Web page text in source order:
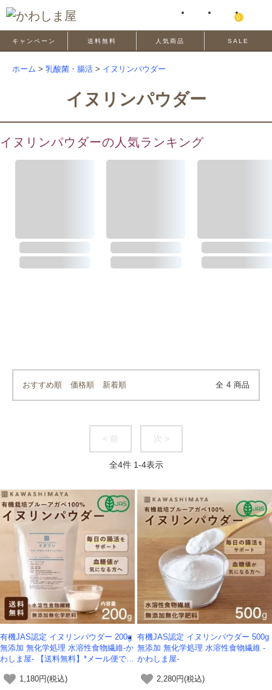
0
キャンペーン 送料無料 人気商品 SALE
ホーム > 乳酸菌・腸活 > イヌリンパウダー
イヌリンパウダー
イヌリンパウダーの人気ランキング
おすすめ順 価格順 新着順 全 4 商品
< 前 次 >
全4件 1-4表示
有機JAS認定 イヌリンパウダー 200g
無添加 無化学処理 水溶性食物繊維-か
わしま屋- 【送料無料】*メール便での
1,180円(税込)
有機JAS認定 イヌリンパウダー 500g
無添加 無化学処理 水溶性食物繊維 -
かわしま屋-
2,280円(税込)